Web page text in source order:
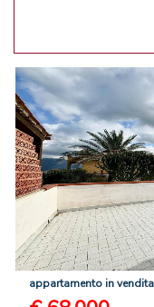
appartamento invendita